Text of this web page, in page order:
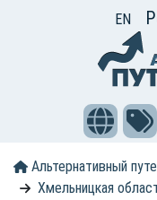
EN
Альтернативный
Хмельницкая